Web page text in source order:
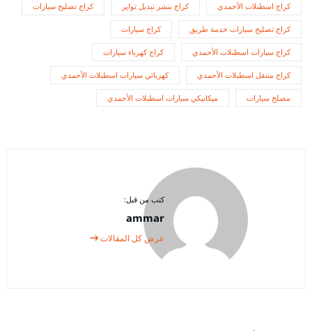
كراج اسطبلات الأحمدي كراج بنشر تبديل تواير كراج تصليح سيارات
كراج تصليح سيارات خدمة طريق كراج سيارات
كراج سيارات اسطبلات الأحمدي كراج كهرباء سيارات
كراج متنقل اسطبلات الأحمدي كهربائي سيارات اسطبلات الأحمدي
مصلح سيارات ميكانيكي سيارات اسطبلات الأحمدي
كتب من قبل:
ammar
عرض كل المقالات